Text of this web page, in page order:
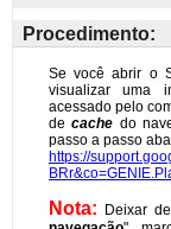
Procedimento: